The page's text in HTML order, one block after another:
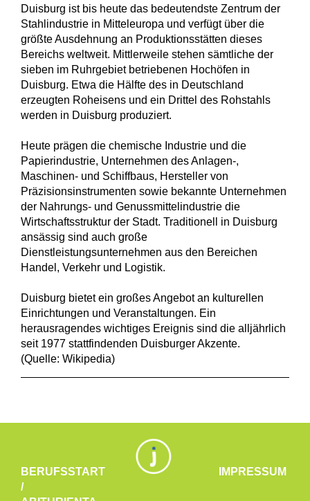
Duisburg ist bis heute das bedeutendste Zentrum der
Stahlindustrie in Mitteleuropa und verfügt über die
größte Ausdehnung an Produktionsstätten dieses
Bereichs weltweit. Mittlerweile stehen sämtliche der
sieben im Ruhrgebiet betriebenen Hochöfen in
Duisburg. Etwa die Hälfte des in Deutschland
erzeugten Roheisens und ein Drittel des Rohstahls
werden in Duisburg produziert.
Heute prägen die chemische Industrie und die
Papierindustrie, Unternehmen des Anlagen-,
Maschinen- und Schiffbaus, Hersteller von
Präzisionsinstrumenten sowie bekannte Unternehmen
der Nahrungs- und Genussmittelindustrie die
Wirtschaftsstruktur der Stadt. Traditionell in Duisburg
ansässig sind auch große
Dienstleistungsunternehmen aus den Bereichen
Handel, Verkehr und Logistik.
Duisburg bietet ein großes Angebot an kulturellen
Einrichtungen und Veranstaltungen. Ein
herausragendes wichtiges Ereignis sind die alljährlich
seit 1977 stattfindenden Duisburger Akzente.
(Quelle: Wikipedia)
BERUFSSTART
/
IMPRESSUM